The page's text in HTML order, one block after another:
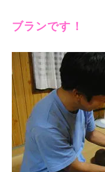
ブランです！